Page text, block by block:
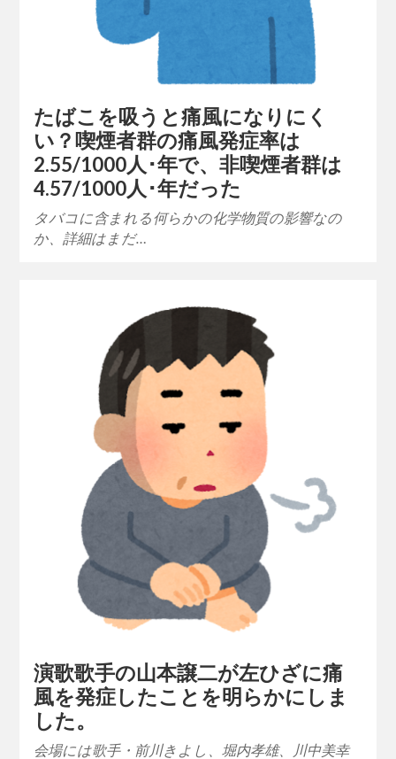
たばこを吸うと痛風になりにく
い？喫煙者群の痛風発症率は
2.55/1000人･年で、非喫煙者群は
4.57/1000人･年だった
タバコに含まれる何らかの化学物質の影響なの
か、詳細はまだ…
演歌歌手の山本譲二が左ひざに痛
風を発症したことを明らかにしま
した。
会場には歌手・前川きよし、堀内孝雄、川中美幸